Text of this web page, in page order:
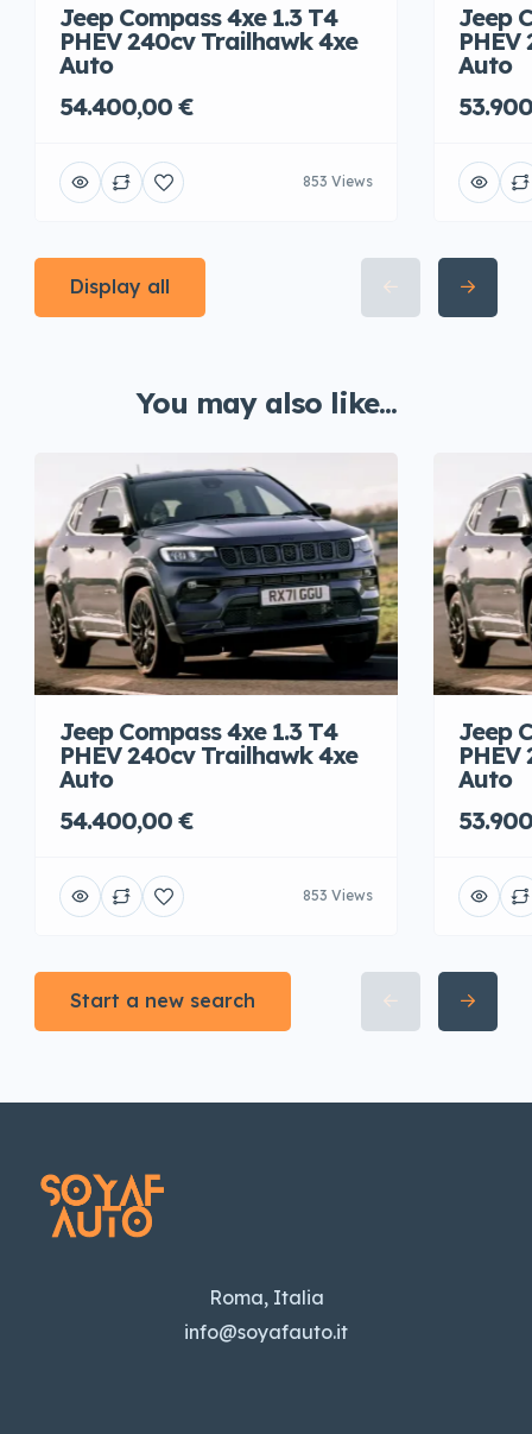
Jeep Compass 4xe 1.3 T4
PHEV 240cv Trailhawk 4xe
Auto
54.400,00 €
853 Views
Jeep
Auto
Display all
You may also like...
Jeep Compass 4xe 1.3 T4
PHEV 240cv Trailhawk 4xe
Auto
54.400,00 €
853 Views
Jeep
Auto
Start a new search
Roma, Italia
info@soyafauto.it